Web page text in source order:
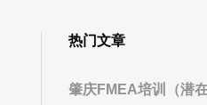
热门文章
肇庆FMEA培训（潜